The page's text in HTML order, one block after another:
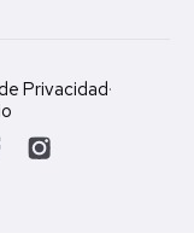
Privacidad·